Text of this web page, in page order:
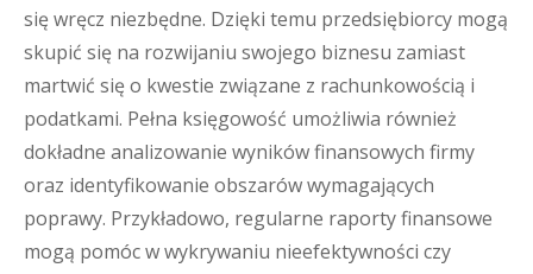
się wręcz niezbędne. Dzięki temu przedsiębiorcy mogą
skupić się na rozwijaniu swojego biznesu zamiast
martwić się o kwestie związane z rachunkowością i
podatkami. Pełna księgowość umożliwia również
dokładne analizowanie wyników finansowych firmy
oraz identyfikowanie obszarów wymagających
poprawy. Przykładowo, regularne raporty finansowe
mogą pomóc w wykrywaniu nieefektywności czy